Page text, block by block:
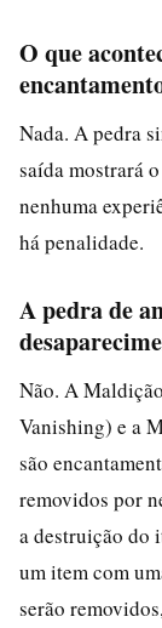
O que
Nada. A pedra
saída mostrará
nenhuma
há penalidade.
A pedra de
Não. A
Vanishing) e a
são
removidos por
a destruição do
um item com
serão